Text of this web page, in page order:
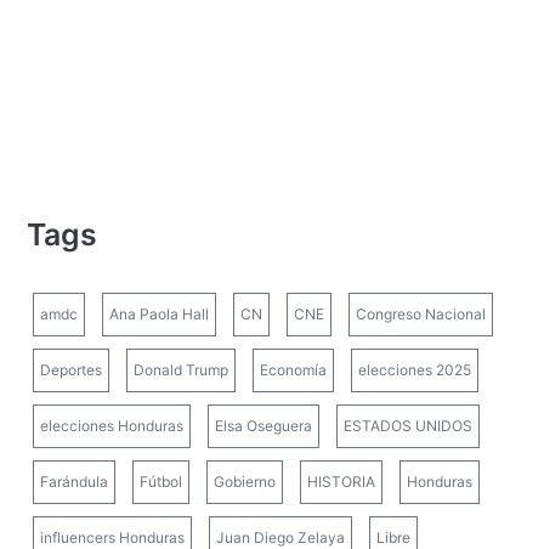
Tags
amdc Ana Paola Hall CN CNE Congreso Nacional
Deportes Donald Trump Economía elecciones 2025
elecciones Honduras Elsa Oseguera ESTADOS UNIDOS
Farándula Fútbol Gobierno HISTORIA Honduras
influencers Honduras Juan Diego Zelaya Libre